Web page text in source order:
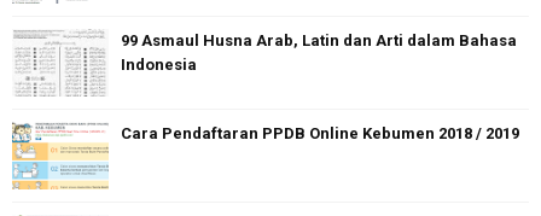
99 Asmaul Husna Arab, Latin dan Arti dalam Bahasa
Indonesia
Cara Pendaftaran PPDB Online Kebumen 2018 / 2019